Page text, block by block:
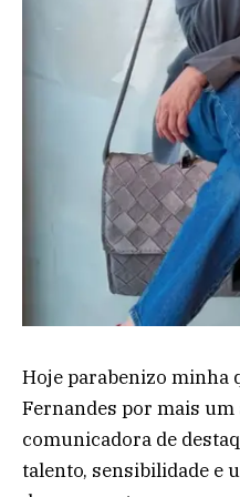
Hoje parabenizo minha
Fernandes por mais um
comunicadora de
talento, sensibilidade e